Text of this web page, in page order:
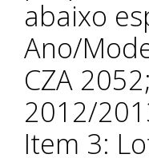
abaixo
Ano/
CZA
2012/
Item 3: